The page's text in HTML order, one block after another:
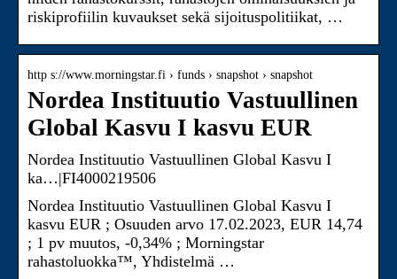
riskiprofiilin kuvaukset sekä sijoituspolitiikat, …
http s://www.morningstar.fi › funds › snapshot › snapshot
Nordea Instituutio Vastuullinen
Global Kasvu I kasvu EUR
Nordea Instituutio Vastuullinen Global Kasvu I
ka…|FI4000219506
Nordea Instituutio Vastuullinen Global Kasvu I
kasvu EUR ; Osuuden arvo 17.02.2023, EUR 14,74
; 1 pv muutos, -0,34% ; Morningstar
rahastoluokka™, Yhdistelmä …